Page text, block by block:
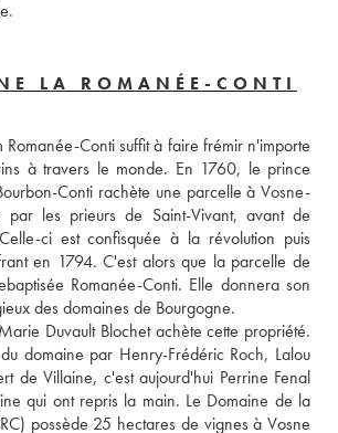
LA ROMANÉE-CONTI
Romanée-Conti suffit à faire frémir n'importe
à travers le monde. En 1760, le prince
Conti rachète une parcelle à Vosne-
par les prieurs de Saint-Vivant, avant de
ci est confisquée à la révolution puis
en 1794. C'est alors que la parcelle de
Romanée-Conti. Elle donnera son
des domaines de Bourgogne.
Duvault Blochet achète cette propriété.
domaine par Henry-Frédéric Roch, Lalou
de Villaine, c'est aujourd'hui Perrine Fenal
qui ont repris la main. Le Domaine de la
possède 25 hectares de vignes à Vosne